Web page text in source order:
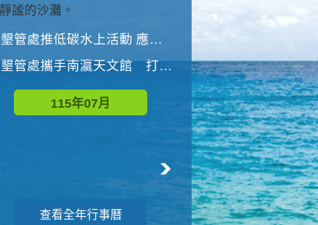
墾管處推低碳水上活動 應屆畢業生限額免費參加
墾管處攜手南瀛天文館 打造沉浸式天文探索營隊
115年07月
與國家公園有約-優游潮間
115年08月
查看全年行事曆